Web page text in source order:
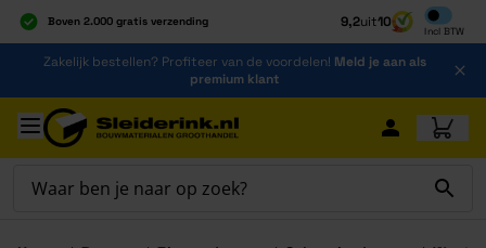
Boven 2.000 gratis verzending
Al 40 jaar dé specialist
Alles onder één dak
9,2uit10
Incl BTW
Inclusief
Ga naar de inhoud
Zakelijk bestellen? Profiteer van de voordelen! Meld je aan als
premium klant
Ga naar hoofdinhoud